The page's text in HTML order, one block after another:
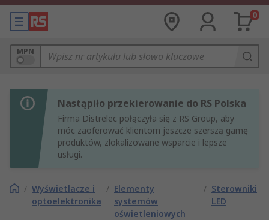
0
MPN
Nastąpiło przekierowanie do RS Polska
Firma Distrelec połączyła się z RS Group, aby
móc zaoferować klientom jeszcze szerszą gamę
produktów, zlokalizowane wsparcie i lepsze
usługi.
/ Wyświetlacze i
optoelektronika
/ Elementy
systemów
oświetleniowych
/ Sterowniki
LED